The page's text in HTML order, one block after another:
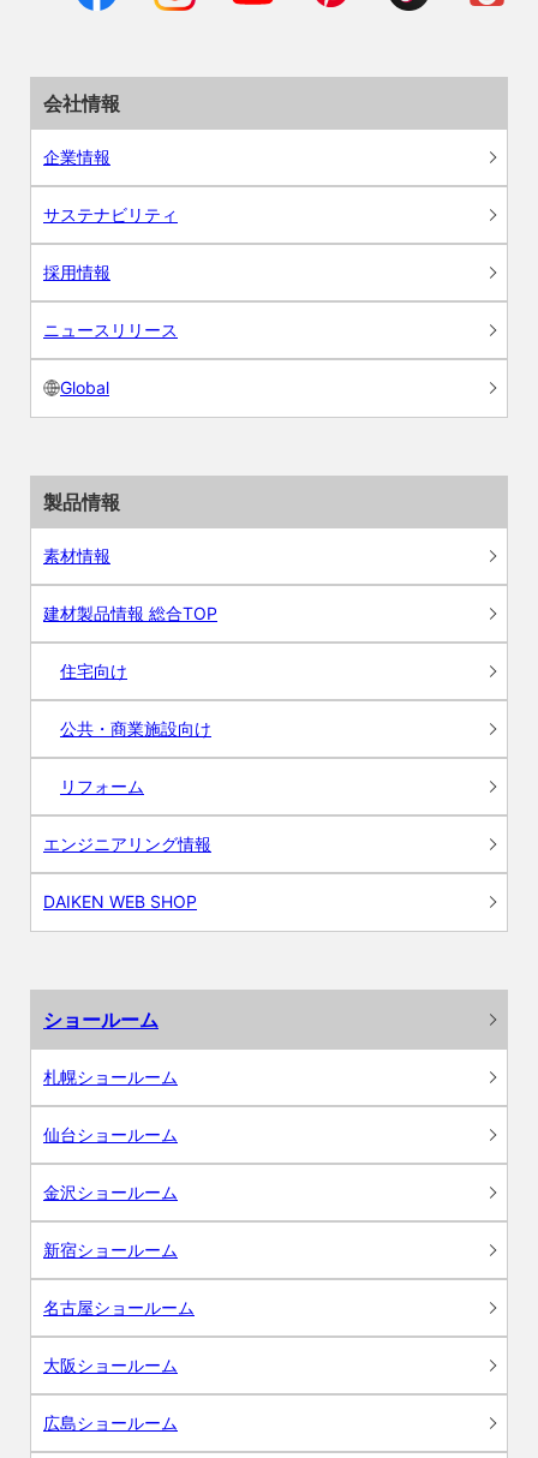
会社情報
企業情報
サステナビリティ
採用情報
ニュースリリース
Global
製品情報
素材情報
建材製品情報 総合TOP
住宅向け
公共・商業施設向け
リフォーム
エンジニアリング情報
DAIKEN WEB SHOP
ショールーム
札幌ショールーム
仙台ショールーム
金沢ショールーム
新宿ショールーム
名古屋ショールーム
大阪ショールーム
広島ショールーム